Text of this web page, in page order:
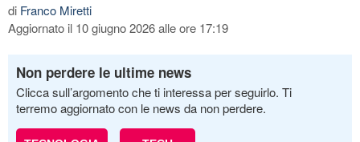
di Franco Miretti
Aggiornato il 10 giugno 2026 alle ore 17:19
Non perdere le ultime news
Clicca sull’argomento che ti interessa per seguirlo. Ti
terremo aggiornato con le news da non perdere.